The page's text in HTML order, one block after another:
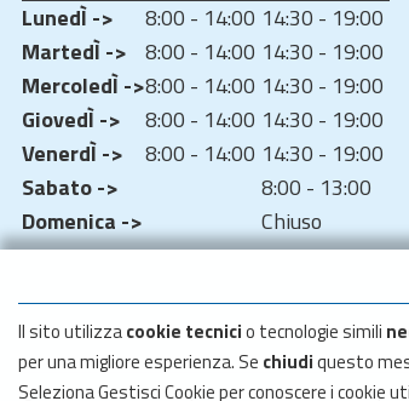
Il sito utilizzacookie tecnicio tecnologie simili
per una migliore esperienza. Se chiudiquesto
Seleziona Gestisci Cookie per conoscere i
LunedÌ ->
8:00 - 14:00 14:30 - 19:00
MartedÌ -> 8:00 - 14:00 14:30 - 19:00
MercoledÌ ->8:00 - 14:00 14:30 - 19:00
GiovedÌ ->
8:00 - 14:00 14:30 - 19:00
VenerdÌ ->
8:00 - 14:00 14:30 - 19:00
Sabato ->
8:00 - 13:00
Domenica ->
Chiuso